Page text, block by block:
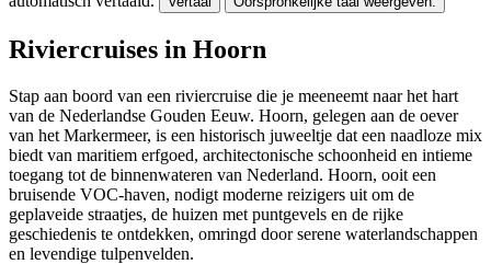
Riviercruises in Hoorn
Stap aan boord van een riviercruise die je meeneemt naar het hart
van de Nederlandse Gouden Eeuw. Hoorn, gelegen aan de oever
van het Markermeer, is een historisch juweeltje dat een naadloze mix
biedt van maritiem erfgoed, architectonische schoonheid en intieme
toegang tot de binnenwateren van Nederland. Hoorn, ooit een
bruisende VOC-haven, nodigt moderne reizigers uit om de
geplaveide straatjes, de huizen met puntgevels en de rijke
geschiedenis te ontdekken, omringd door serene waterlandschappen
en levendige tulpenvelden.